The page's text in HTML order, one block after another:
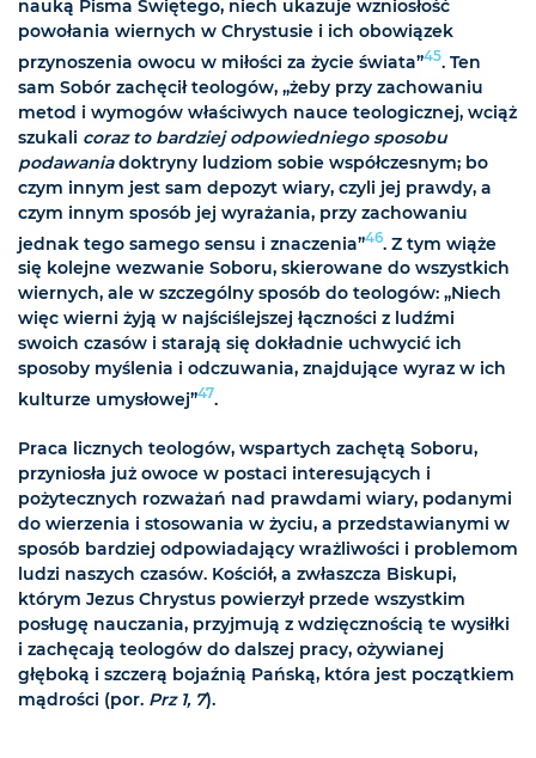
nauką Pisma Świętego, niech ukazuje wzniosłość
powołania wiernych w Chrystusie i ich obowiązek
przynoszenia owocu w miłości za życie świata”45. Ten
sam Sobór zachęcił teologów, „żeby przy zachowaniu
metod i wymogów właściwych nauce teologicznej, wciąż
szukali coraz to bardziej odpowiedniego sposobu
podawaniadoktryny ludziom sobie współczesnym; bo
czym innym jest sam depozyt wiary, czyli jej prawdy, a
czym innym sposób jej wyrażania, przy zachowaniu
jednak tego samego sensu i znaczenia”46. Z tym wiąże
się kolejne wezwanie Soboru, skierowane do wszystkich
wiernych, ale w szczególny sposób do teologów: „Niech
więc wierni żyją w najściślejszej łączności z ludźmi
swoich czasów i starają się dokładnie uchwycić ich
sposoby myślenia i odczuwania, znajdujące wyraz w ich
kulturze umysłowej”47.
Praca licznych teologów, wspartych zachętą Soboru,
przyniosła już owoce w postaci interesujących i
pożytecznych rozważań nad prawdami wiary, podanymi
do wierzenia i stosowania w życiu, a przedstawianymi w
sposób bardziej odpowiadający wrażliwości i problemom
ludzi naszych czasów. Kościół, a zwłaszcza Biskupi,
którym Jezus Chrystus powierzył przede wszystkim
posługę nauczania, przyjmują z wdzięcznością te wysiłki
i zachęcają teologów do dalszej pracy, ożywianej
głęboką i szczerą bojaźnią Pańską, która jest początkiem
mądrości (por. Prz 1, 7).